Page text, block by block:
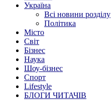
Україна
Всі новини розділу
Політика
Місто
Світ
Бізнес
Наука
Шоу-бізнес
Спорт
Lifestyle
БЛОГИ ЧИТАЧІВ